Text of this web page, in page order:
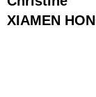
XIAMEN